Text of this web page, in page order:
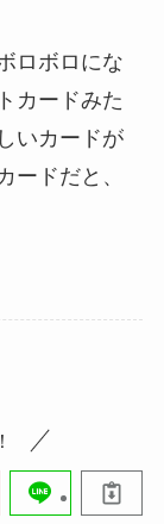
ロボロにな
カードみた
いカードが
ードだと、